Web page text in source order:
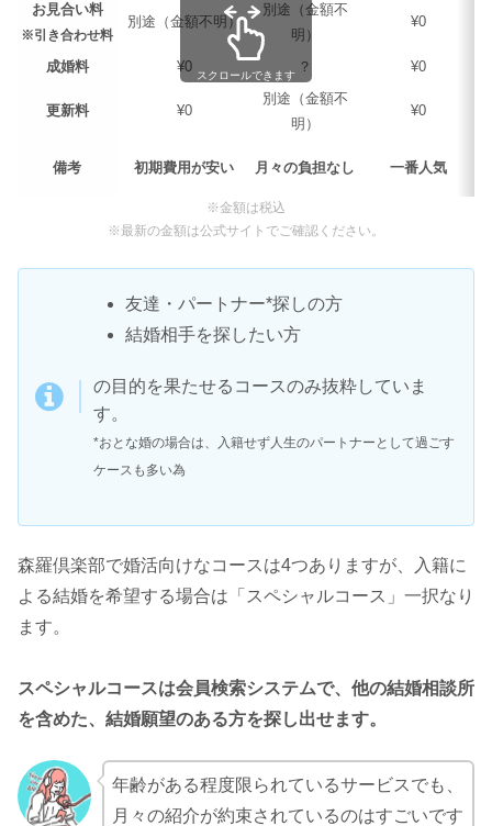
お見合い料
※引き合わせ料
別途（金額不明）
別途（金額不
明）
¥0
成婚料 ¥0 ？ ¥0
更新料 ¥0
別途（金額不
明）
¥0
備考 初期費用が安い 月々の負担なし 一番人気
スクロールできます
※金額は税込
※最新の金額は公式サイトでご確認ください。
友達・パートナー*探しの方
結婚相手を探したい方
の目的を果たせるコースのみ抜粋していま
す。
*おとな婚の場合は、入籍せず人生のパートナーとして過ごす
ケースも多い為
森羅倶楽部で婚活向けなコースは4つありますが、入籍に
よる結婚を希望する場合は「スペシャルコース」一択なり
ます。
スペシャルコースは会員検索システムで、他の結婚相談所
を含めた、結婚願望のある方を探し出せます。
年齢がある程度限られているサービスでも、
月々の紹介が約束されているのはすごいです